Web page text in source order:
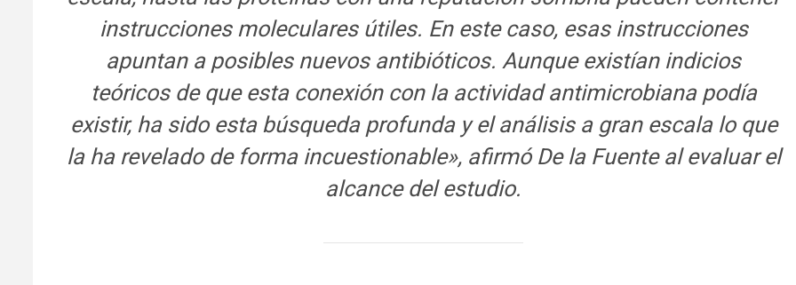
instrucciones moleculares útiles. En este caso, esas instrucciones
apuntan a posibles nuevos antibióticos. Aunque existían indicios
teóricos de que esta conexión con la actividad antimicrobiana podía
existir, ha sido esta búsqueda profunda y el análisis a gran escala lo que
la ha revelado de forma incuestionable», afirmó De la Fuente al evaluar el
alcance del estudio.